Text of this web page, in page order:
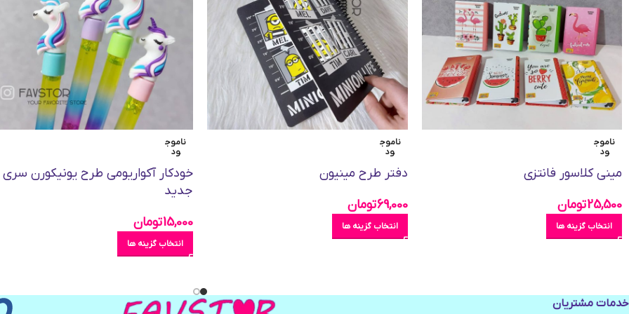
ناموج
ود
مینی کلاسور فانتزی
25,500تومان
انتخاب گزینه ها
ناموج
ود
دفتر طرح مینیون
69,000تومان
انتخاب گزینه ها
ناموج
ود
خودکار آکواریومی طرح یونیکورن سری
جدید
15,000تومان
انتخاب گزینه ها
خدمات مشتریان